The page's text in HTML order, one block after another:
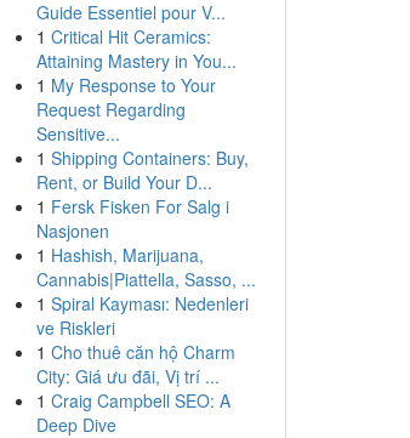
Guide Essentiel pour V...
1 Critical Hit Ceramics:
Attaining Mastery in You...
1 My Response to Your
Request Regarding
Sensitive...
1 Shipping Containers: Buy,
Rent, or Build Your D...
1 Fersk Fisken For Salg i
Nasjonen
1 Hashish, Marijuana,
Cannabis|Piattella, Sasso, ...
1 Spiral Kayması: Nedenleri
ve Riskleri
1 Cho thuê căn hộ Charm
City: Giá ưu đãi, Vị trí ...
1 Craig Campbell SEO: A
Deep Dive